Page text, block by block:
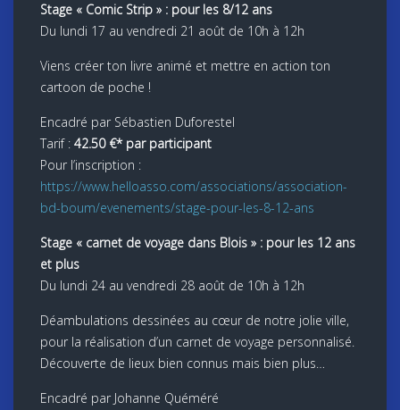
Stage « Comic Strip » : pour les 8/12 ans
Du lundi 17 au vendredi 21 août de 10h à 12h
Viens créer ton livre animé et mettre en action ton
cartoon de poche !
Encadré par Sébastien Duforestel
Tarif : 42.50 €* par participant
Pour l’inscription :
https://www.helloasso.com/associations/association-
bd-boum/evenements/stage-pour-les-8-12-ans
Stage « carnet de voyage dans Blois » : pour les 12 ans
et plus
Du lundi 24 au vendredi 28 août de 10h à 12h
Déambulations dessinées au cœur de notre jolie ville,
pour la réalisation d’un carnet de voyage personnalisé.
Découverte de lieux bien connus mais bien plus…
Encadré par Johanne Quéméré